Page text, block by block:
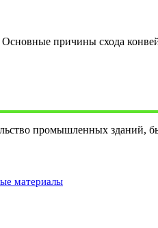
причины схода
промышленных зданий,
материалы